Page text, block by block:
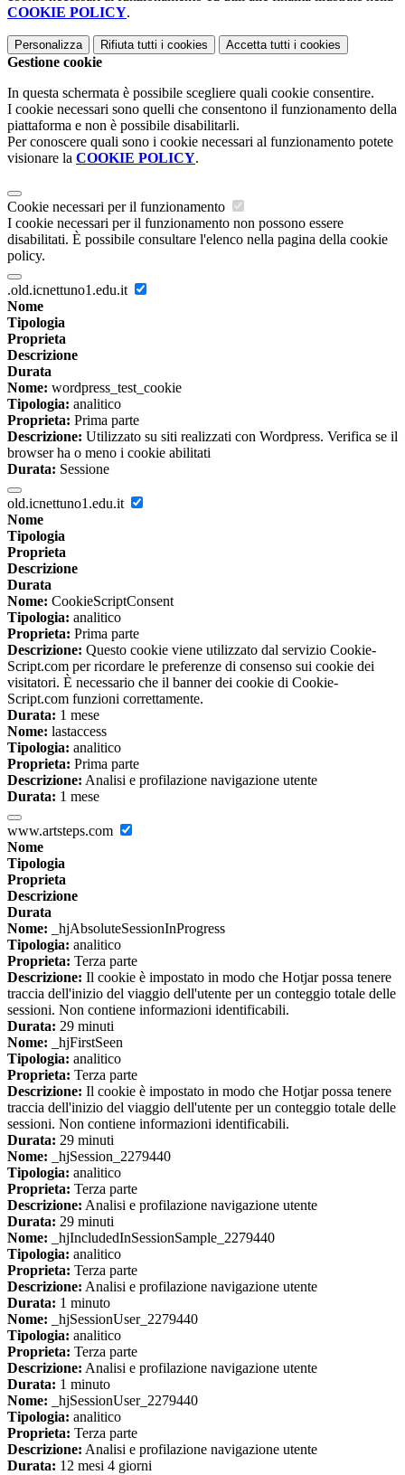
COOKIE POLICY.
Personalizza Rifiuta tutti i cookies Accetta tutti i cookies
Gestione cookie
In questa schermata è possibile scegliere quali cookie consentire.
I cookie necessari sono quelli che consentono il funzionamento della
piattaforma e non è possibile disabilitarli.
Per conoscere quali sono i cookie necessari al funzionamento potete
visionare la COOKIE POLICY.
Cookie necessari per il funzionamento
I cookie necessari per il funzionamento non possono essere
disabilitati. È possibile consultare l'elenco nella pagina della cookie
policy.
.old.icnettuno1.edu.it
Nome
Tipologia
Proprieta
Descrizione
Durata
Nome: wordpress_test_cookie
Tipologia: analitico
Proprieta: Prima parte
Descrizione: Utilizzato su siti realizzati con Wordpress. Verifica se il
browser ha o meno i cookie abilitati
Durata: Sessione
old.icnettuno1.edu.it
Nome
Tipologia
Proprieta
Descrizione
Durata
Nome: CookieScriptConsent
Tipologia: analitico
Proprieta: Prima parte
Descrizione: Questo cookie viene utilizzato dal servizio Cookie-
Script.com per ricordare le preferenze di consenso sui cookie dei
visitatori. È necessario che il banner dei cookie di Cookie-
Script.com funzioni correttamente.
Durata: 1 mese
Nome: lastaccess
Tipologia: analitico
Proprieta: Prima parte
Descrizione: Analisi e profilazione navigazione utente
Durata: 1 mese
www.artsteps.com
Nome
Tipologia
Proprieta
Descrizione
Durata
Nome: _hjAbsoluteSessionInProgress
Tipologia: analitico
Proprieta: Terza parte
Descrizione: Il cookie è impostato in modo che Hotjar possa tenere
traccia dell'inizio del viaggio dell'utente per un conteggio totale delle
sessioni. Non contiene informazioni identificabili.
Durata: 29 minuti
Nome: _hjFirstSeen
Tipologia: analitico
Proprieta: Terza parte
Descrizione: Il cookie è impostato in modo che Hotjar possa tenere
traccia dell'inizio del viaggio dell'utente per un conteggio totale delle
sessioni. Non contiene informazioni identificabili.
Durata: 29 minuti
Nome: _hjSession_2279440
Tipologia: analitico
Proprieta: Terza parte
Descrizione: Analisi e profilazione navigazione utente
Durata: 29 minuti
Nome: _hjIncludedInSessionSample_2279440
Tipologia: analitico
Proprieta: Terza parte
Descrizione: Analisi e profilazione navigazione utente
Durata: 1 minuto
Nome: _hjSessionUser_2279440
Tipologia: analitico
Proprieta: Terza parte
Descrizione: Analisi e profilazione navigazione utente
Durata: 1 minuto
Nome: _hjSessionUser_2279440
Tipologia: analitico
Proprieta: Terza parte
Descrizione: Analisi e profilazione navigazione utente
Durata: 12 mesi 4 giorni